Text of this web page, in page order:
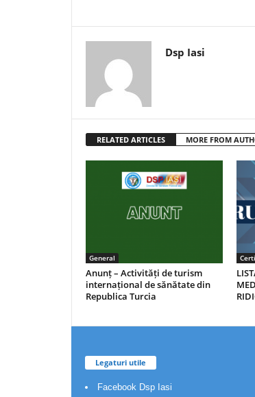
Dsp Iasi
RELATED ARTICLES MORE FROM
General
Anunț – Activități de turism
internațional de sănătate din
Republica Turcia
Legaturi utile
Facebook Dsp Iasi